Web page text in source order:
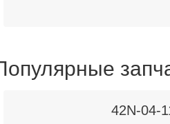
42N-04-